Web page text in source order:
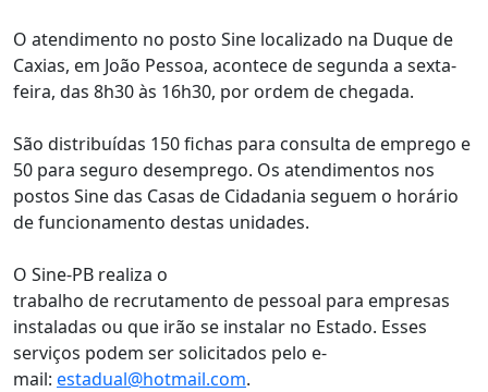
O atendimento no posto Sine localizado na Duque de
Caxias, em João Pessoa, acontece de segunda a sexta-
feira, das 8h30 às 16h30, por ordem de chegada.
São distribuídas 150 fichas para consulta de emprego e
50 para seguro desemprego. Os atendimentos nos
postos Sine das Casas de Cidadania seguem o horário
de funcionamento destas unidades.
O Sine-PB realiza o
trabalho de recrutamento de pessoal para empresas
instaladas ou que irão se instalar no Estado. Esses
serviços podem ser solicitados pelo e-
mail: estadual@hotmail.com.